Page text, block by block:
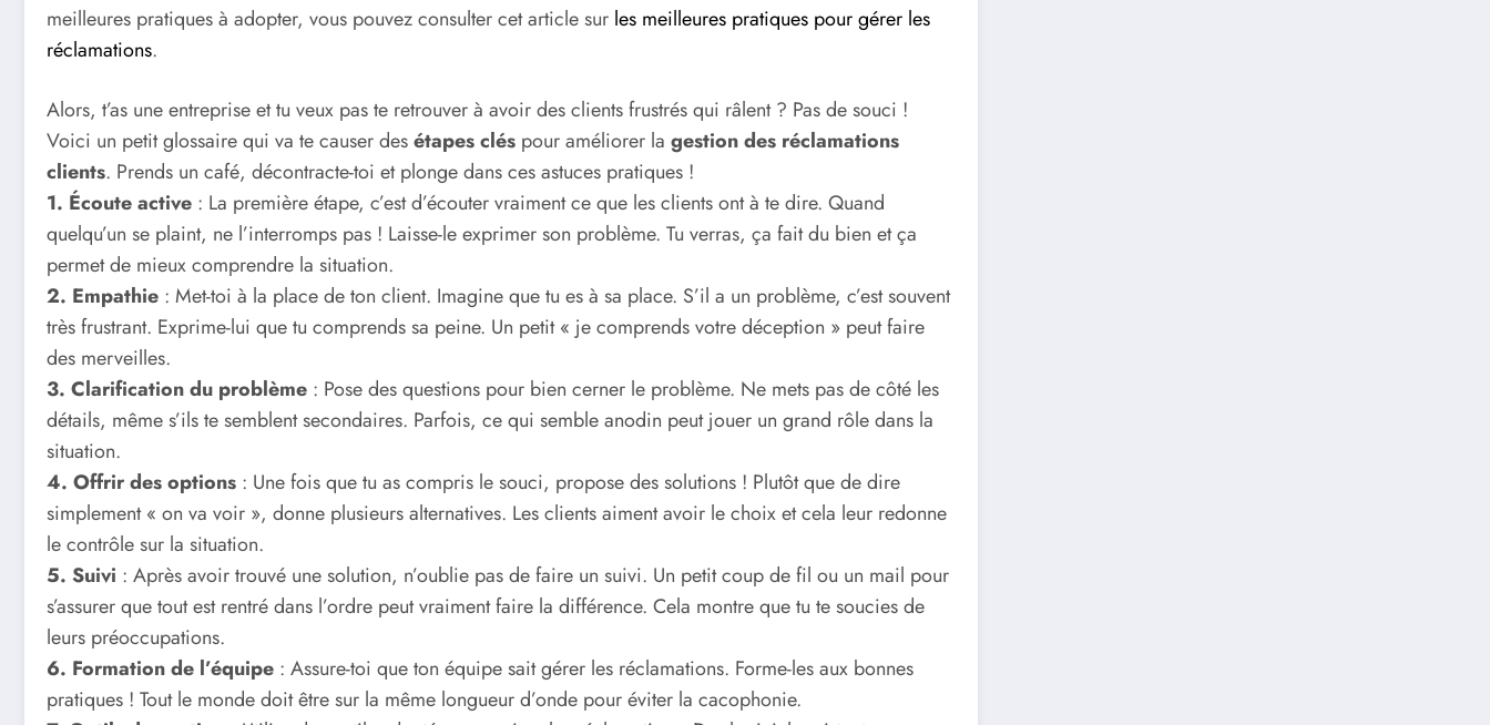
meilleures pratiques à adopter, vous pouvez consulter cet article sur les meilleures pratiques pour gérer les
réclamations.
Alors, t’as une entreprise et tu veux pas te retrouver à avoir des clients frustrés qui râlent ? Pas de souci !
Voici un petit glossaire qui va te causer desétapes clés pour améliorer la gestion des réclamations
clients. Prends un café, décontracte-toi et plonge dans ces astuces pratiques !
1. Écoute active : La première étape, c’est d’écouter vraiment ce que les clients ont à te dire. Quand
quelqu’un se plaint, ne l’interromps pas ! Laisse-le exprimer son problème. Tu verras, ça fait du bien et ça
permet de mieux comprendre la situation.
2. Empathie : Met-toi à la place de ton client. Imagine que tu es à sa place. S’il a un problème, c’est souvent
très frustrant. Exprime-lui que tu comprends sa peine. Un petit « je comprends votre déception » peut faire
des merveilles.
3. Clarification du problème : Pose des questions pour bien cerner le problème. Ne mets pas de côté les
détails, même s’ils te semblent secondaires. Parfois, ce qui semble anodin peut jouer un grand rôle dans la
situation.
4. Offrir des options : Une fois que tu as compris le souci, propose des solutions ! Plutôt que de dire
simplement « on va voir », donne plusieurs alternatives. Les clients aiment avoir le choix et cela leur redonne
le contrôle sur la situation.
5. Suivi : Après avoir trouvé une solution, n’oublie pas de faire un suivi. Un petit coup de fil ou un mail pour
s’assurer que tout est rentré dans l’ordre peut vraiment faire la différence. Cela montre que tu te soucies de
leurs préoccupations.
6. Formation de l’équipe : Assure-toi que ton équipe sait gérer les réclamations. Forme-les aux bonnes
pratiques ! Tout le monde doit être sur la même longueur d’onde pour éviter la cacophonie.